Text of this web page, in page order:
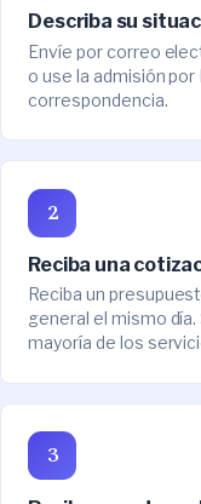
Describa su
Envíe por correo
o use la admisión
correspondencia.
2
Reciba una
Reciba un
general el mismo día.
mayoría de los
3